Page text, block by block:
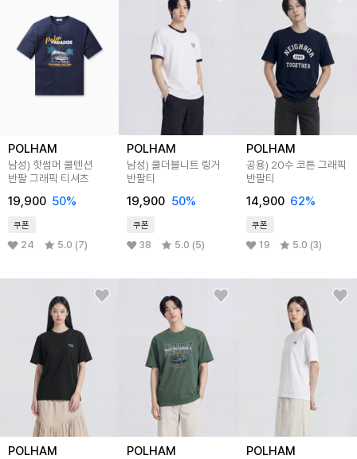
POLHAM
남성) 핫썸머 쿨텐션
반팔 그래픽 티셔츠
19,900 50%
쿠폰
24 5.0 (7)
POLHAM
남성) 쿨더블니트 링거
반팔티
19,900 50%
쿠폰
38 5.0 (5)
POLHAM
공용) 20수 코튼 그래픽
반팔티
14,900 62%
쿠폰
19 5.0 (3)
POLHAM POLHAM POLHAM